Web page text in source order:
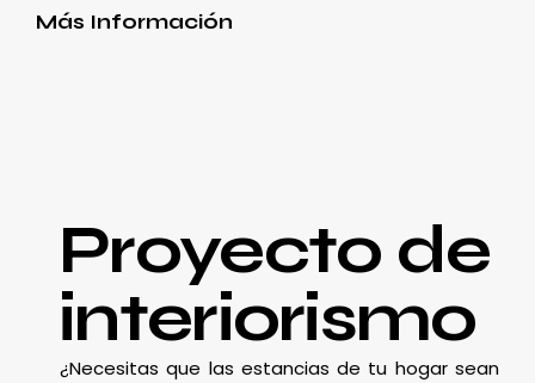
Más Información
Proyecto de
interiorismo
¿Necesitas que las estancias de tu hogar sean